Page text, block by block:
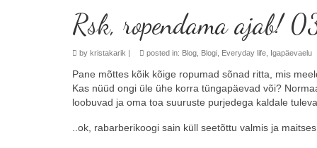
Rsk, ropendama ajab!
by kristakarik | posted in: Blog Blogi Everyday life Igapäevaelu
Pane mõttes kõik kõige ropumad sõnad ritta, mis
Kas nüüd ongi üle ühe korra tüngapäevad või?
loobuvad ja oma toa suuruste purjedega kaldale
..ok, rabarberikoogi sain küll seetõttu valmis ja